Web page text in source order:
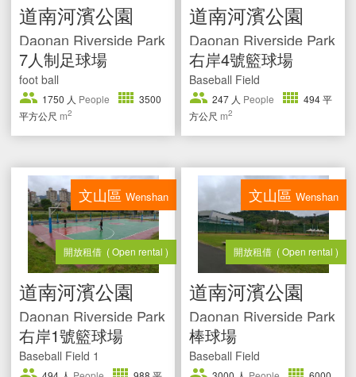
道南河濱公園
Daonan Riverside Park
7人制足球場
foot ball
1750 人 People
3500
平方公尺 m2
道南河濱公園
Daonan Riverside Park
右岸4號籃球場
Baseball Field
247 人 People 494平
方公尺 m2
文山區 Wenshan
開放租借 ( Open rental )
道南河濱公園
Daonan Riverside Park
右岸1號籃球場
Baseball Field 1
文山區 Wenshan
開放租借 ( Open rental )
道南河濱公園
Daonan Riverside Park
棒球場
Baseball Field